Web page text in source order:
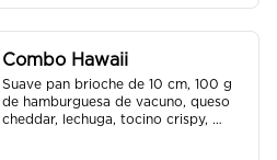
350 cc a elección.
Combo Hawaii
Suave pan brioche de 10 cm, 100 g
de hamburguesa de vacuno, queso
cheddar, lechuga, tocino crispy,